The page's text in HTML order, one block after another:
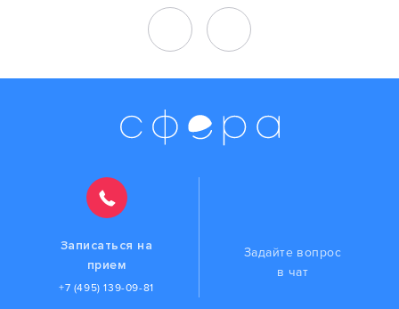
Записаться на
прием
+7 (495) 139-09-81
Задайте вопрос
в чат